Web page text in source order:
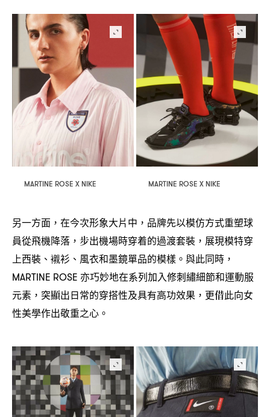
MARTINE ROSE X NIKE MARTINE ROSE X NIKE
另一方面 ， 在今次形象大片中 ， 品牌先以模仿方式重塑球
員從飛機降落 ， 步出機場時穿着的過渡套裝 ， 展現模特穿
上西裝、襯衫、風衣和墨鏡單品的模樣。與此同時 ，
MARTINE ROSE 亦巧妙地在系列加入修刺繡細節和運動服
元素 ， 突顯出日常的穿搭性及具有高功效果 ， 更借此向女
性美學作出敬重之心。